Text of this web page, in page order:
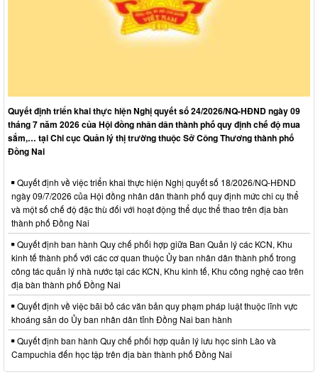
Quyết định triển khai thực hiện Nghị quyết số 24/2026/NQ-HĐND ngày 09
tháng 7 năm 2026 của Hội đồng nhân dân thành phố quy định chế độ mua
sắm,… tại Chi cục Quản lý thị trường thuộc Sở Công Thương thành phố
Đồng Nai
Quyết định về việc triển khai thực hiện Nghị quyết số 18/2026/NQ-HĐND
ngày 09/7/2026 của Hội đồng nhân dân thành phố quy định mức chi cụ thể
và một số chế độ đặc thù đối với hoạt động thể dục thể thao trên địa bàn
thành phố Đồng Nai
Quyết định ban hành Quy chế phối hợp giữa Ban Quản lý các KCN, Khu
kinh tế thành phố với các cơ quan thuộc Ủy ban nhân dân thành phố trong
công tác quản lý nhà nước tại các KCN, Khu kinh tế, Khu công nghệ cao trên
địa bàn thành phố Đồng Nai
Quyết định về việc bãi bỏ các văn bản quy phạm pháp luật thuộc lĩnh vực
khoáng sản do Ủy ban nhân dân tỉnh Đồng Nai ban hành
Quyết định ban hành Quy chế phối hợp quản lý lưu học sinh Lào và
Campuchia đến học tập trên địa bàn thành phố Đồng Nai